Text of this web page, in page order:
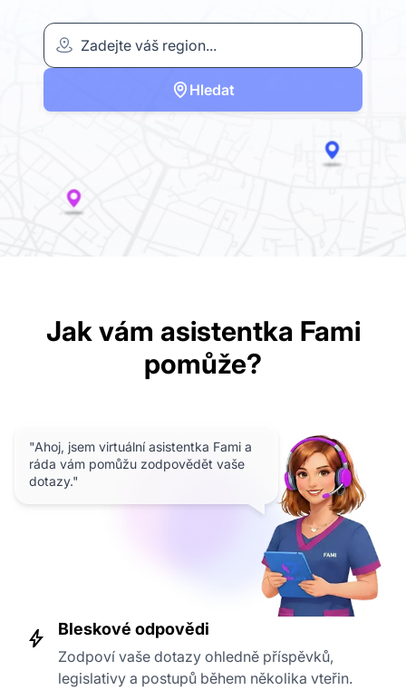
Hledat
Jak vám asistentka Fami
pomůže?
"Ahoj, jsem virtuální asistentka Fami a
ráda vám pomůžu zodpovědět vaše
dotazy."
Bleskové odpovědi
Zodpoví vaše dotazy ohledně příspěvků,
legislativy a postupů během několika vteřin.